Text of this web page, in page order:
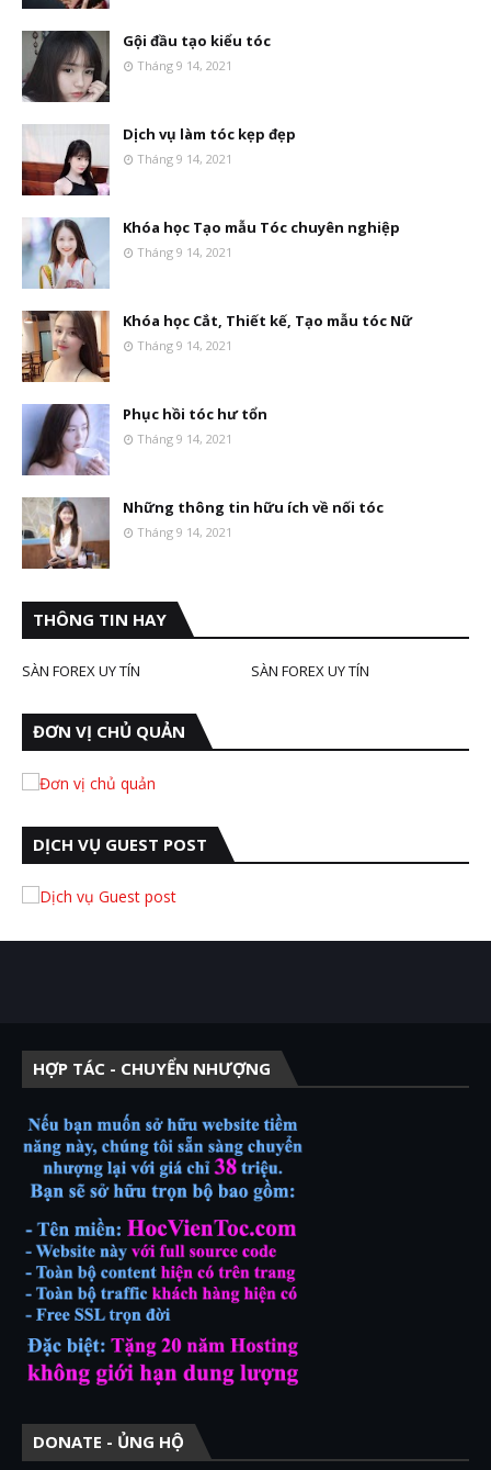
Gội đầu tạo kiểu tóc
Tháng 9 14, 2021
Dịch vụ làm tóc kẹp đẹp
Tháng 9 14, 2021
Khóa học Tạo mẫu Tóc chuyên nghiệp
Tháng 9 14, 2021
Khóa học Cắt, Thiết kế, Tạo mẫu tóc Nữ
Tháng 9 14, 2021
Phục hồi tóc hư tổn
Tháng 9 14, 2021
Những thông tin hữu ích về nối tóc
Tháng 9 14, 2021
THÔNG TIN HAY
SÀN FOREX UY TÍN SÀN FOREX UY TÍN
ĐƠN VỊ CHỦ QUẢN
DỊCH VỤ GUEST POST
HỢP TÁC - CHUYỂN NHƯỢNG
DONATE - ỦNG HỘ